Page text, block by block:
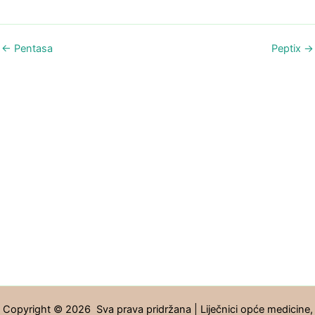
← Pentasa Peptix →
Copyright © 2026 Sva prava pridržana | Liječnici opće medicine,